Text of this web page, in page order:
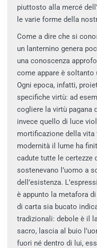
piuttosto alla mercé
le varie forme della
Come a dire che si
un lanternino genera
una conoscenza
come appare è soltanto
Ogni epoca, infatti,
specifiche virtù: ad
cogliere la virtù pagana
invece quello di luce
mortificazione della vita
modernità il lume ha
cadute tutte le certezze
sostenevano l’uomo a
dell’esistenza.
è appunto la metafora
di carta sia bucato
tradizionali: debole è il
sacro, lascia al buio
fuori né dentro di lui,